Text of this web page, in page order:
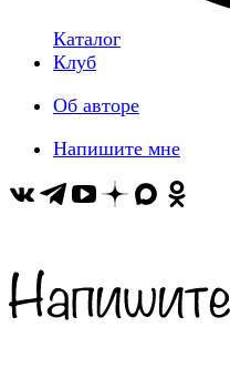
Каталог
Клуб
Об авторе
Напишите мне